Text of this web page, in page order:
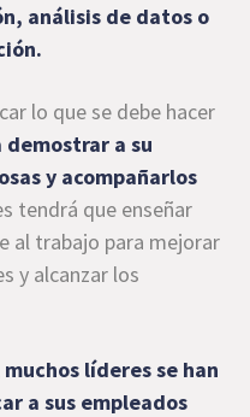
análisis de datos o
lo que se debe hacer
demostrar a su
y acompañarlos
tendrá que enseñar
al trabajo para mejorar
y alcanzar los
muchos líderes se han
a sus empleados